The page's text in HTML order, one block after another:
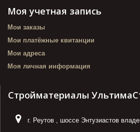
Моя учетная запись
Мои заказы
Мои платёжные квитанции
Мои адреса
Моя личная информация
Стройматериалы
г. Реутов , шоссе Энтузиастов